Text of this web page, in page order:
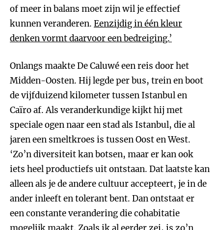
of meer in balans moet zijn wil je effectief
kunnen veranderen. Eenzijdig in één kleur
denken vormt daarvoor een bedreiging.’
Onlangs maakte De Caluwé een reis door het
Midden-Oosten. Hij legde per bus, trein en boot
de vijfduizend kilometer tussen Istanbul en
Caïro af. Als veranderkundige kijkt hij met
speciale ogen naar een stad als Istanbul, die al
jaren een smeltkroes is tussen Oost en West.
‘Zo’n diversiteit kan botsen, maar er kan ook
iets heel productiefs uit ontstaan. Dat laatste kan
alleen als je de andere cultuur accepteert, je in de
ander inleeft en tolerant bent. Dan ontstaat er
een constante verandering die cohabitatie